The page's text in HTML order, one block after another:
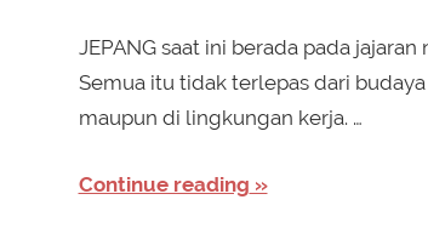
JEPANG saat ini berada pada
Semua itu tidak terlepas dari
maupun di lingkungan kerja. …
Continue reading